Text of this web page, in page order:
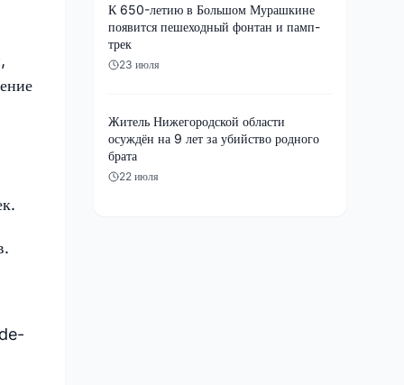
К 650-летию в Большом Мурашкине
появится пешеходный фонтан и памп-
трек
23 июля
Житель Нижегородской области
осуждён на 9 лет за убийство родного
брата
22 июля